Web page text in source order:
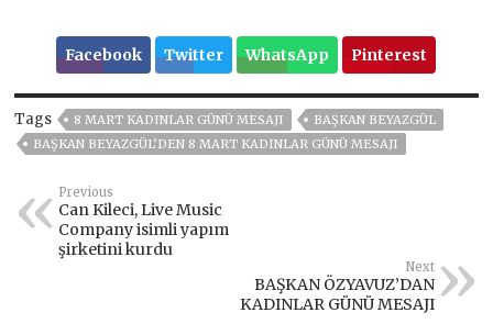
Facebook Twitter WhatsApp Pinterest
Tags 8 MART KADINLAR GÜNÜ MESAJI
BAŞKAN BEYAZGÜL
BAŞKAN BEYAZGÜL’DEN 8 MART KADINLAR GÜNÜ MESAJI
Previous
Can Kileci, Live Music
Company isimli yapım
şirketini kurdu
Next
BAŞKAN ÖZYAVUZ’DAN
KADINLAR GÜNÜ MESAJI